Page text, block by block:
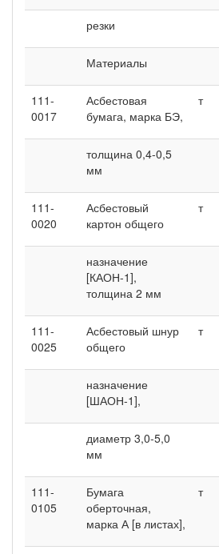
резки
Материалы
111-
0017
Асбестовая
бумага, марка БЭ,
т
толщина 0,4-0,5
мм
111-
0020
Асбестовый
картон общего
т
назначение
[КАОН-1],
толщина 2 мм
111-
0025
Асбестовый шнур
общего
т
назначение
[ШАОН-1],
диаметр 3,0-5,0
мм
111-
0105
Бумага
оберточная,
марка А [в листах],
т